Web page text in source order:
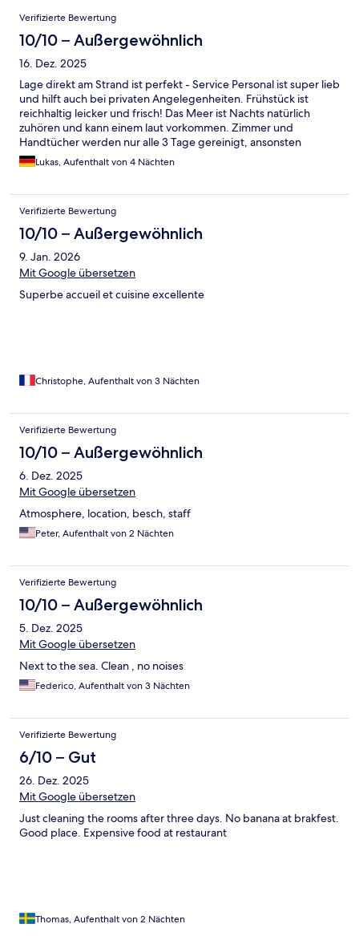
Bewertungen
Verifizierte Bewertung
10/10 – Außergewöhnlich
16. Dez. 2025
Lage direkt am Strand ist perfekt - Service Personal ist super lieb
und hilft auch bei privaten Angelegenheiten. Frühstück ist
reichhaltig leicker und frisch! Das Meer ist Nachts natürlich
zuhören und kann einem laut vorkommen. Zimmer und
Handtücher werden nur alle 3 Tage gereinigt, ansonsten
perfekt!Lukas, Aufenthalt von 4 Nächten
Verifizierte Bewertung
10/10 – Außergewöhnlich
9. Jan. 2026
Mit Google übersetzen
Superbe accueil et cuisine excellente
Christophe, Aufenthalt von 3 Nächten
Verifizierte Bewertung
10/10 – Außergewöhnlich
6. Dez. 2025
Mit Google übersetzen
Atmosphere, location, besch, staff
Peter, Aufenthalt von 2 Nächten
Verifizierte Bewertung
10/10 – Außergewöhnlich
5. Dez. 2025
Mit Google übersetzen
Next to the sea. Clean , no noises
Federico, Aufenthalt von 3 Nächten
Verifizierte Bewertung
6/10 – Gut
26. Dez. 2025
Mit Google übersetzen
Just cleaning the rooms after three days. No banana at brakfest.
Good place. Expensive food at restaurant
Thomas, Aufenthalt von 2 Nächten